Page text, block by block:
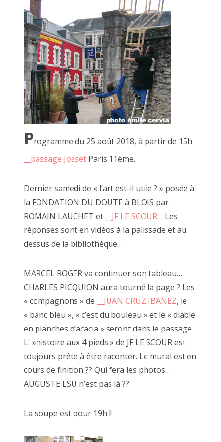
2020 mars
2020 février
2020 janvier
2019 décembre
2019 novembre
2019 octobre
2019 septembre
2019 août
2019 juin
2019 mai
2019 mars
2019 février
2019 janvier
2018 décembre
2018 novembre
2018 octobre
Programme du 25 août 2018, à partir de 15h
__passage Josset Paris 11ème.
Dernier samedi de « l’art est-il utile ? » posée à
la FONDATION DU DOUTE à BLOIS par
ROMAIN LAUCHET et
__JF LE SCOUR… Les
réponses sont en vidéos à la palissade et au
dessus de la bibliothèque…
MARCEL ROGER va continuer son tableau…
CHARLES PICQUION aura tourné la page ? Les
« compagnons » de
__JUAN CRUZ IBANEZ, le
« banc bleu », « c’est du bouleau » et le « diable
en planches d’acacia » seront dans le passage…
L' »histoire aux 4 pieds » de JF LE SCOUR est
toujours prête à être raconter. Le mural est en
cours de finition ?? Qui fera les photos…
AUGUSTE LSU n’est pas là ??
La soupe est pour 19h !!
juillet 2018, à côté
17 mai 2013, Villedômer (37)
qui se promène et vous invite à